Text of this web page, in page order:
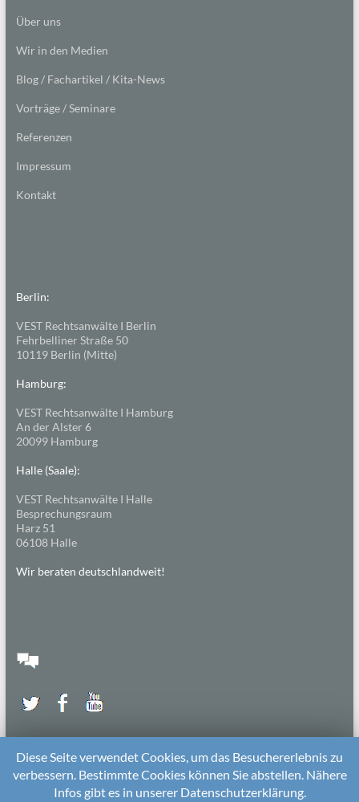
Über uns
Wir in den Medien
Blog / Fachartikel / Kita-News
Vorträge / Seminare
Referenzen
Impressum
Kontakt
Berlin:
VEST Rechtsanwälte I Berlin
Fehrbelliner Straße 50
10119 Berlin (Mitte)
Hamburg:
VEST Rechtsanwälte I Hamburg
An der Alster 6
20099 Hamburg
Halle (Saale):
VEST Rechtsanwälte I Halle
Besprechungsraum
Harz 51
06108 Halle
Wir beraten deutschlandweit!
Diese Seite verwendet Cookies, um das Besuchererlebnis zu
verbessern. Bestimmte Cookies können Sie abstellen. Nähere
Infos gibt es in unserer Datenschutzerklärung.